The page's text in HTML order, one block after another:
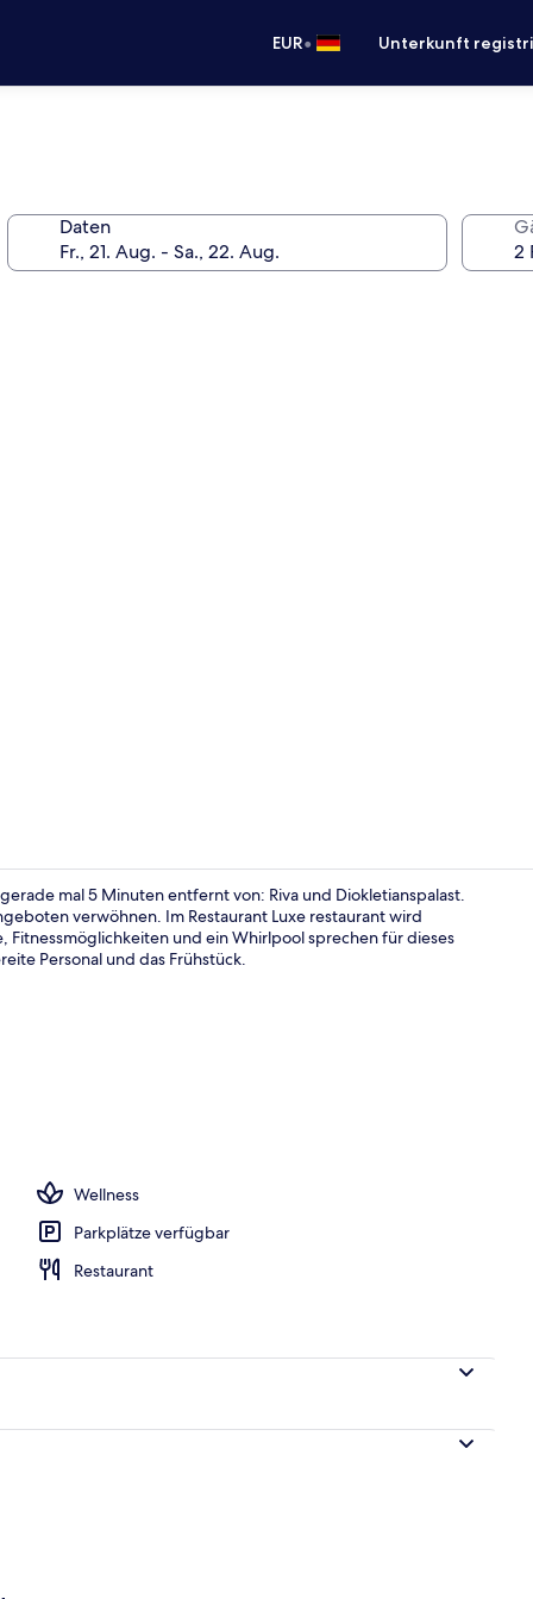
EUR• Unterkunft
Daten
Deluxe-
mal 5 Minuten entfernt von: Riva und Diokletianspalast.
verwöhnen. Im Restaurant Luxe restaurant wird
und ein Whirlpool sprechen für dieses
Personal und das Frühstück.
Wellness
Parkplätze verfügbar
Restaurant